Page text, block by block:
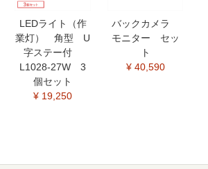
LEDライト（作
業灯） 角型 U
字ステー付
L1028-27W 3
個セット
¥ 19,250
バックカメラ
モニター セッ
ト
¥ 40,590